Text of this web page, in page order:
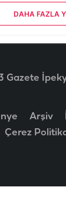
DAHA FAZLA
Arşiv
Çerez